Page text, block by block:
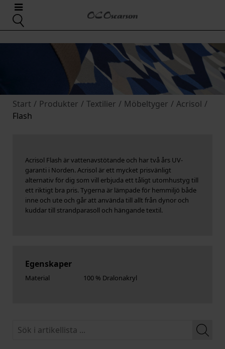
Start / Produkter / Textilier / Möbeltyger / Acrisol /
Flash
Acrisol Flash är vattenavstötande och har två års UV-
garanti i Norden. Acrisol är ett mycket prisvänligt
alternativ för dig som vill erbjuda ett tåligt utomhustyg till
ett riktigt bra pris. Tygerna är lämpade för hemmiljö både
inne och ute och går att använda till allt från dynor och
kuddar till strandparasoll och hängande textil.
Egenskaper
Material 100 % Dralonakryl